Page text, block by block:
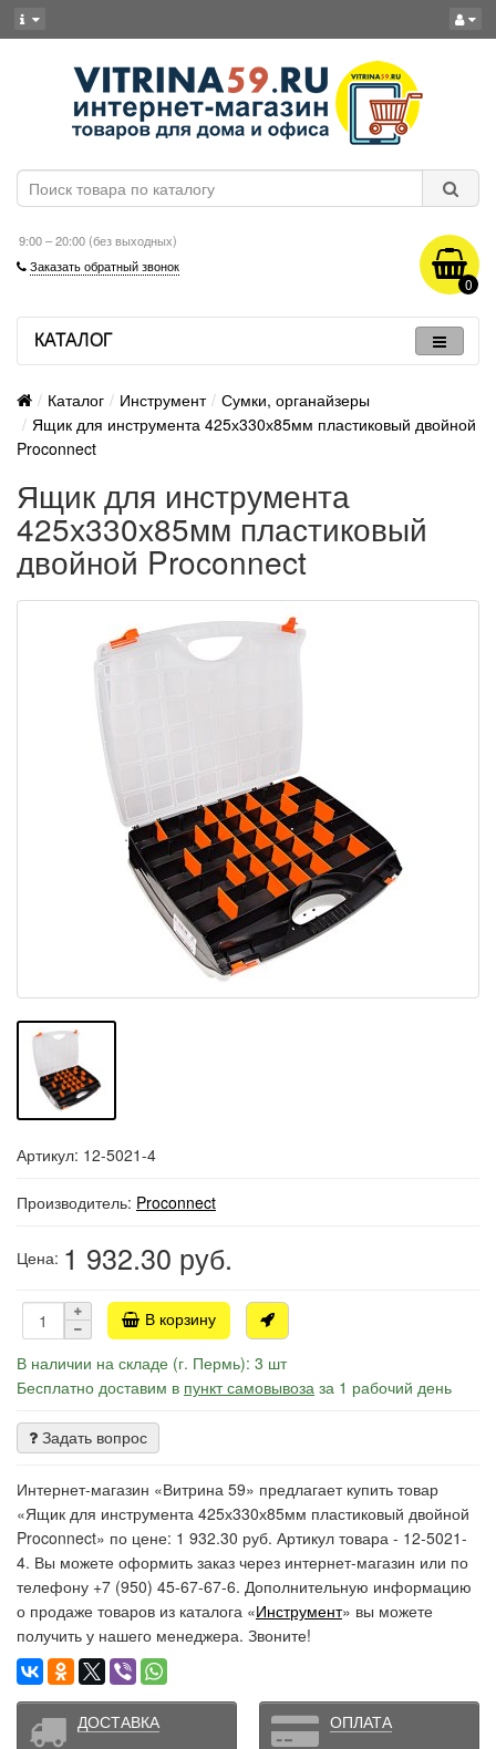
9:00 – 20:00 (без выходных)
Заказать обратный звонок
0
КАТАЛОГ
Каталог Инструмент
Сумки, органайзеры
Ящик для инструмента 425х330х85мм пластиковый двойной
Proconnect
Ящик для инструмента
425х330х85мм пластиковый
двойной Proconnect
Артикул: 12-5021-4
Производитель: Proconnect
Цена: 1 932.30 руб.
В корзину
В наличии на складе (г. Пермь): 3 шт
Бесплатно доставим в пункт самовывоза за 1 рабочий день
Задать вопрос
Интернет-магазин «Витрина 59» предлагает купить товар
«Ящик для инструмента 425х330х85мм пластиковый двойной
Proconnect» по цене: 1 932.30 руб. Артикул товара - 12-5021-
4. Вы можете оформить заказ через интернет-магазин или по
телефону +7 (950) 45-67-67-6. Дополнительную информацию
о продаже товаров из каталога «Инструмент» вы можете
получить у нашего менеджера. Звоните!
ДОСТАВКА
ОПЛАТА